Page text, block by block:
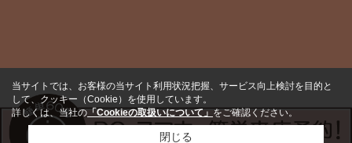
当サイトでは、お客様の当サイト利用状況把握、サービス向上検討を目的と
して、クッキー（Cookie）を使用しています。
詳しくは、当社の 「Cookieの取扱いについて」 をご確認ください。
閉じる